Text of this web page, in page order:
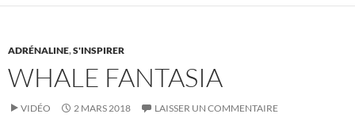
ADRÉNALINE,S'INSPIRER
WHALE FANTASIA
VIDÉO 2 MARS 2018 LAISSER UN COMMENTAIRE